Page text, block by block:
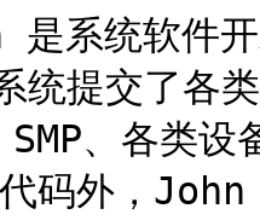
系统软件开
统提交了各
、各类设
码外，